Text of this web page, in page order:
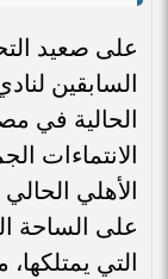
على صعيد
السابقين
الحالية في
الانتماءات
الأهلي
على الساحة
التي